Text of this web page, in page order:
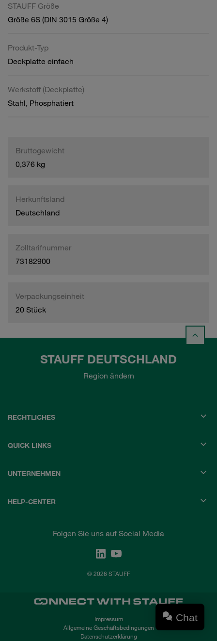
STAUFF Größe
Größe 6S (DIN 3015 Größe 4)
Produkt-Typ
Deckplatte einfach
Werkstoff (Deckplatte)
Stahl, Phosphatiert
Bruttogewicht
0,376 kg
Herkunftsland
Deutschland
Zolltarifnummer
73182900
Verpackungseinheit
20 Stück
STAUFF DEUTSCHLAND
Region ändern
RECHTLICHES
QUICK LINKS
UNTERNEHMEN
HELP-CENTER
Folgen Sie uns auf Social Media
© 2026 STAUFF
Impressum
Allgemeine Geschäftsbedingungen
Datenschutzerklärung
Chat